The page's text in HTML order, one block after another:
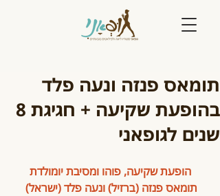
תומאס פנזה ונעה פלד
בהופעת שקיעה + חגיגת 8
שנים לגופאני
הופעת שקיעה, פוהו ומסיבת יומולדת
תומאס פנזה (ברזיל) ונעה פלד (ישראל)